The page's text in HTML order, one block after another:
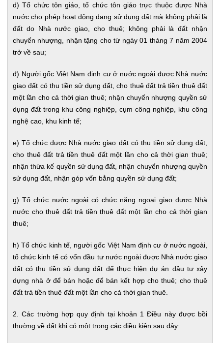
d) Tổ chức tôn giáo, tổ chức tôn giáo trực thuộc được Nhà
nước cho phép hoạt động đang sử dụng đất mà không phải là
đất do Nhà nước giao, cho thuê; không phải là đất nhận
chuyển nhượng, nhận tặng cho từ ngày 01 tháng 7 năm 2004
trở về sau;
đ) Người gốc Việt Nam định cư ở nước ngoài được Nhà nước
giao đất có thu tiền sử dụng đất, cho thuê đất trả tiền thuê đất
một lần cho cả thời gian thuê; nhận chuyển nhượng quyền sử
dụng đất trong khu công nghiệp, cụm công nghiệp, khu công
nghệ cao, khu kinh tế;
e) Tổ chức được Nhà nước giao đất có thu tiền sử dụng đất,
cho thuê đất trả tiền thuê đất một lần cho cả thời gian thuê;
nhận thừa kế quyền sử dụng đất, nhận chuyển nhượng quyền
sử dụng đất, nhận góp vốn bằng quyền sử dụng đất;
g) Tổ chức nước ngoài có chức năng ngoại giao được Nhà
nước cho thuê đất trả tiền thuê đất một lần cho cả thời gian
thuê;
h) Tổ chức kinh tế, người gốc Việt Nam định cư ở nước ngoài,
tổ chức kinh tế có vốn đầu tư nước ngoài được Nhà nước giao
đất có thu tiền sử dụng đất để thực hiện dự án đầu tư xây
dựng nhà ở để bán hoặc để bán kết hợp cho thuê; cho thuê
đất trả tiền thuê đất một lần cho cả thời gian thuê.
2. Các trường hợp quy định tại khoản 1 Điều này được bồi
thường về đất khi có một trong các điều kiện sau đây: